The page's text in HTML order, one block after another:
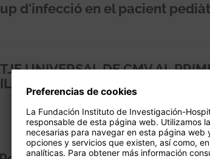
d'infecció en el pacient
UNIVERSAL DE CMV AL
MULTICENTRIC A L'AREA